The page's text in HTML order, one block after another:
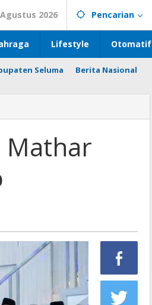
2026 Pencarian
Lifestyle Otomatif
Seluma Berita Nasional
Mathar